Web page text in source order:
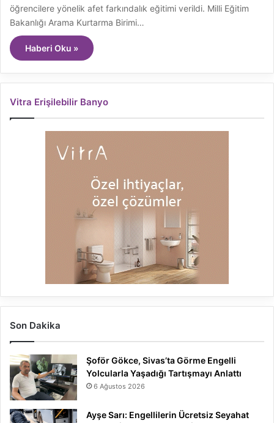
öğrencilere yönelik afet farkındalık eğitimi verildi. Milli Eğitim
Bakanlığı Arama Kurtarma Birimi…
Haberi Oku »
Vitra Erişilebilir Banyo
Son Dakika
Şoför Gökce, Sivas’ta Görme Engelli
Yolcularla Yaşadığı Tartışmayı Anlattı
6 Ağustos 2026
Ayşe Sarı: Engellilerin Ücretsiz Seyahat